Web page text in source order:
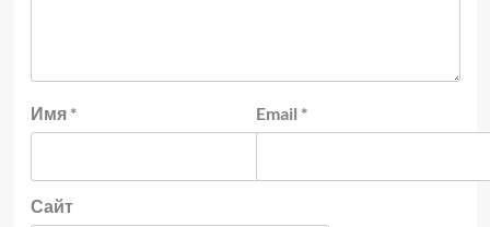
Имя * Email *
Сайт